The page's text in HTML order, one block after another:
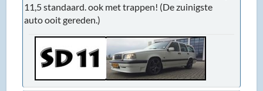
11,5 standaard. ook met trappen! (De zuinigste
auto ooit gereden.)